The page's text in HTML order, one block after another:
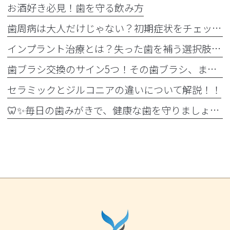
お酒好き必見！歯を守る飲み方
歯周病は大人だけじゃない？初期症状をチェック
インプラント治療とは？失った歯を補う選択肢を正しく知りましょう！！
歯ブラシ交換のサイン5つ！その歯ブラシ、まだ使っていませんか？🪥
セラミックとジルコニアの違いについて解説！！
🦷✨毎日の歯みがきで、健康な歯を守りましょう✨🪥